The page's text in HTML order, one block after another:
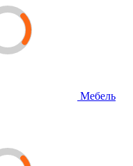
Мебель